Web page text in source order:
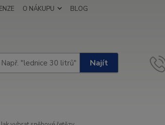
O NÁKUPU BLOG
Najít